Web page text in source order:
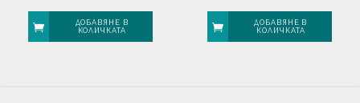
ДОБАВЯНЕ В
КОЛИЧКАТА
ДОБАВЯНЕ В
КОЛИЧКАТА